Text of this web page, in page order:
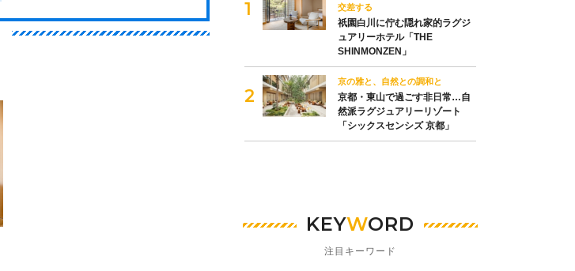
交差する
祇園白川に佇む隠れ家的ラグジ
ュアリーホテル「THE
SHINMONZEN」
京の雅と、自然との調和と
京都・東山で過ごす非日常…自
然派ラグジュアリーリゾート
「シックスセンシズ 京都」
KEYWORD
注目キーワード